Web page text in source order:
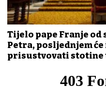
Tijelo pape Franje od
Petra, posljednjem
prisustvovati stotine